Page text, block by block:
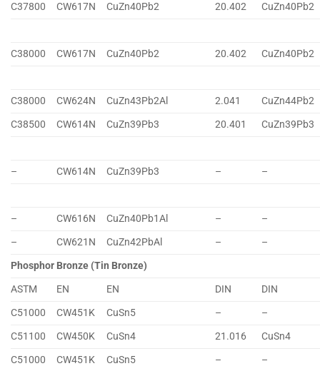
C37800
CW617N CuZn40Pb2 20.402 CuZn40Pb2
C38000 CW617N CuZn40Pb2 20.402 CuZn40Pb2
C38000 CW624N CuZn43Pb2Al 2.041
CuZn44Pb2
C38500
CW614N CuZn39Pb3 20.401 CuZn39Pb3
– CW614N CuZn39Pb3 – –
– CW616N CuZn40Pb1Al –
–
–
CW621N CuZn42PbAl –
–
Phosphor Bronze (Tin Bronze)
ASTM
EN EN DIN
DIN
C51000
CW451K CuSn5 –
–
C51100
CW450K CuSn4 21.016
CuSn4
C51000
CW451K CuSn5 –
–